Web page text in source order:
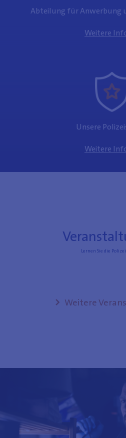
Abteilung für Anwerbung
Weitere
Unsere
Weitere
Lernen Sie die
Weitere